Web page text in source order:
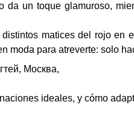
un toque glamuroso,
matices del rojo en
moda para atreverte: solo
ideales, y cómo